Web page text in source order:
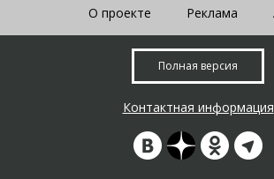
О проекте Реклама
Полная версия
Контактная информация